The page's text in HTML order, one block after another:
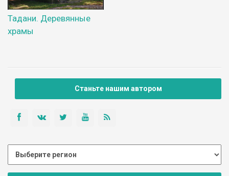
Тадани. Деревянные
храмы
Станьте нашим автором